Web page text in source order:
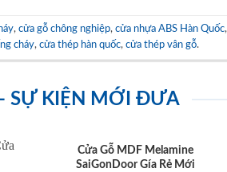
, cửa gỗ chông nghiệp, cửa nhựa ABS Hàn Quốc,
cháy, cửa thép hàn quốc, cửa thép vân gỗ.
SỰ KIỆN MỚI ĐƯA
Cửa Gỗ MDF Melamine
SaiGonDoor Gía Rẻ Mới